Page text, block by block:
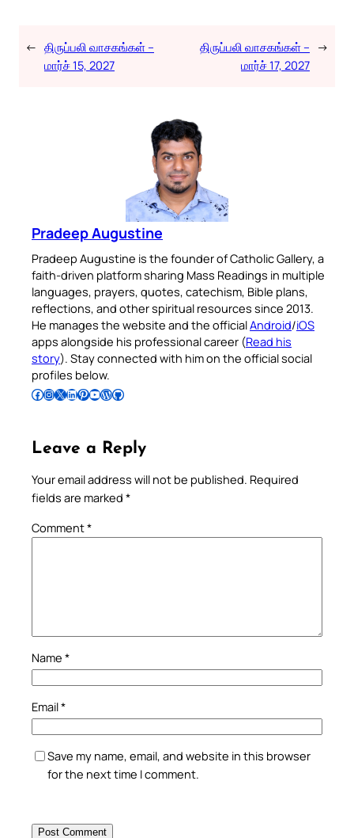
← திருப்பலி வாசகங்கள் –
மார்ச் 15, 2027
திருப்பலி வாசகங்கள் –
மார்ச் 17, 2027
→
Pradeep Augustine
Pradeep Augustine is the founder of Catholic Gallery, a
faith-driven platform sharing Mass Readings in multiple
languages, prayers, quotes, catechism, Bible plans,
reflections, and other spiritual resources since 2013.
He manages the website and the officialAndroid/iOS
apps alongside his professional career (Read his
story). Stay connected with him on the official social
profiles below.
Follow Pradeep on Facebook Follow Pradeep on InstagramFollow Pradeep on X Follow Pradeep on LinkedIn Follow Pradeep on Pinterest Subscribe to Pradeep’s Youtube Channel Follow Pradeep on WordPress Follow Pradeep on GitHub
Leave a Reply
Your email address will not be published. Required
fields are marked *
Comment*
Name *
Email*
Save my name, email, and website in this browser
for the next time I comment.